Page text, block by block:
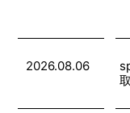
2026.08.06